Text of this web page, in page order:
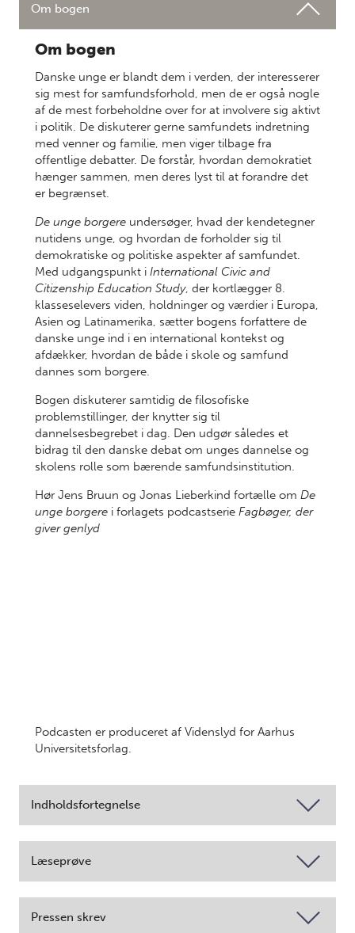
Om bogen
Om bogen
Danske unge er blandt dem i verden, der interesserer
sig mest for samfundsforhold, men de er også nogle
af de mest forbeholdne over for at involvere sig aktivt
i politik. De diskuterer gerne samfundets indretning
med venner og familie, men viger tilbage fra
offentlige debatter. De forstår, hvordan demokratiet
hænger sammen, men deres lyst til at forandre det
er begrænset.
De unge borgere undersøger, hvad der kendetegner
nutidens unge, og hvordan de forholder sig til
demokratiske og politiske aspekter af samfundet.
Med udgangspunkt i International Civic and
Citizenship Education Study, der kortlægger 8.
klasseselevers viden, holdninger og værdier i Europa,
Asien og Latinamerika, sætter bogens forfattere de
danske unge ind i en international kontekst og
afdækker, hvordan de både i skole og samfund
dannes som borgere.
Bogen diskuterer samtidig de filosofiske
problemstillinger, der knytter sig til
dannelsesbegrebet i dag. Den udgør således et
bidrag til den danske debat om unges dannelse og
skolens rolle som bærende samfundsinstitution.
Hør Jens Bruun og Jonas Lieberkind fortælle om De
unge borgere i forlagets podcastserie Fagbøger, der
giver genlyd
Podcasten er produceret af Videnslyd for Aarhus
Universitetsforlag.
Indholdsfortegnelse
Læseprøve
Pressen skrev